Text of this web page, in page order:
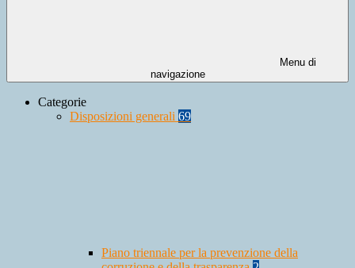
Menu di
navigazione
Categorie
Disposizioni generali 69
Piano triennale per la prevenzione della